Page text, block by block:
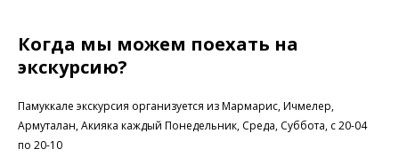
Когда мы можем поехать на
экскурсию?
Памуккале экскурсия организуется из Мармарис, Ичмелер,
Армуталан, Акияка каждый Понедельник, Среда, Суббота, с 20-04
по 20-10